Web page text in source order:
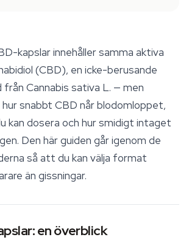
kapslar innehåller samma aktiva
(CBD), en icke-berusande
från Cannabis sativa L. — men
snabbt CBD når blodomloppet,
kan dosera och hur smidigt intaget
Den här guiden går igenom de
så att du kan välja format
än gissningar.
en överblick